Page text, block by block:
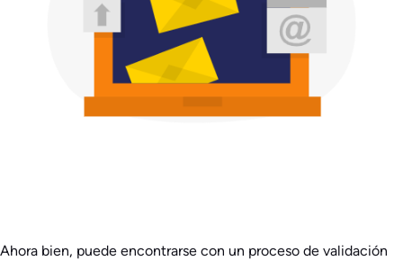
Ahora bien, puede encontrarse con un proceso de validación